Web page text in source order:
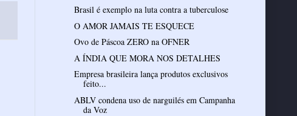
Brasil é exemplo na luta contra a tuberculose
O AMOR JAMAIS TE ESQUECE
Ovo de Páscoa ZERO na OFNER
A ÍNDIA QUE MORA NOS DETALHES
Empresa brasileira lança produtos exclusivos
feito...
ABLV condena uso de narguilés em Campanha
da Voz